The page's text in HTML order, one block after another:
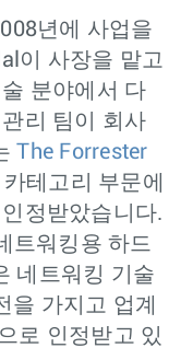
년에 사업을
이 사장을 맡고
분야에서 다
리 팀이 회사
The Forrester
테고리 부문에
정받았습니다.
트워킹용 하드
네트워킹 기술
을 가지고 업계
로 인정받고 있